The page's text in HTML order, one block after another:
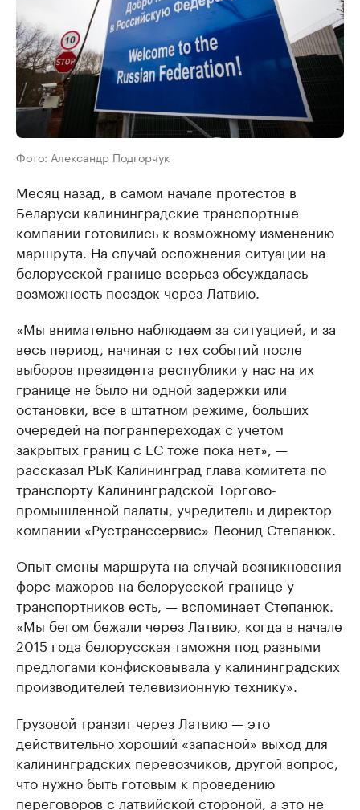
Фото: Александр Подгорчук
Месяц назад, в самом начале протестов в
Беларуси калининградские транспортные
компании готовились к возможному изменению
маршрута. На случай осложнения ситуации на
белорусской границе всерьез обсуждалась
возможность поездок через Латвию.
«Мы внимательно наблюдаем за ситуацией, и за
весь период, начиная с тех событий после
выборов президента республики у нас на их
границе не было ни одной задержки или
остановки, все в штатном режиме, больших
очередей на погранпереходах с учетом
закрытых границ с ЕС тоже пока нет», —
рассказал РБК Калининград глава комитета по
транспорту Калининградской Торгово-
промышленной палаты, учредитель и директор
компании «Рустранссервис» Леонид Степанюк.
Опыт смены маршрута на случай возникновения
форс-мажоров на белорусской границе у
транспортников есть, — вспоминает Степанюк.
«Мы бегом бежали через Латвию, когда в начале
2015 года белорусская таможня под разными
предлогами конфисковывала у калининградских
производителей телевизионную технику».
Грузовой транзит через Латвию — это
действительно хороший «запасной» выход для
калининградских перевозчиков, другой вопрос,
что нужно быть готовым к проведению
переговоров с латвийской стороной, а это не